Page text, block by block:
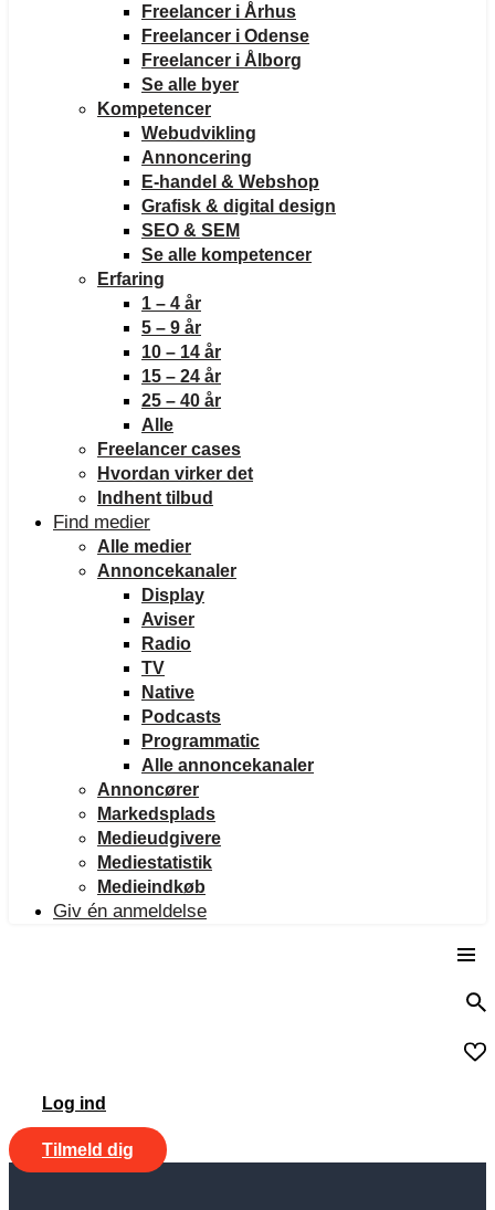
Freelancer i Århus
Freelancer i Odense
Freelancer i Ålborg
Se alle byer
Kompetencer
Webudvikling
Annoncering
E-handel & Webshop
Grafisk & digital design
SEO & SEM
Se alle kompetencer
Erfaring
1 – 4 år
5 – 9 år
10 – 14 år
15 – 24 år
25 – 40 år
Alle
Freelancer cases
Hvordan virker det
Indhent tilbud
Find medier
Alle medier
Annoncekanaler
Display
Aviser
Radio
TV
Native
Podcasts
Programmatic
Alle annoncekanaler
Annoncører
Markedsplads
Medieudgivere
Mediestatistik
Medieindkøb
Giv én anmeldelse
Log ind
Tilmeld dig